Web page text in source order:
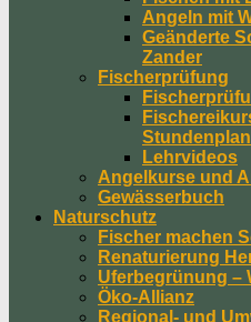
Angeln mit
Geänderte
Zander
Fischerprüfung
Stundenplan
Lehrvideos
Angelkurse und
Gewässerbuch
Naturschutz
Fischer machen
Renaturierung
Uferbegrünung –
Öko-Allianz
Regional- und